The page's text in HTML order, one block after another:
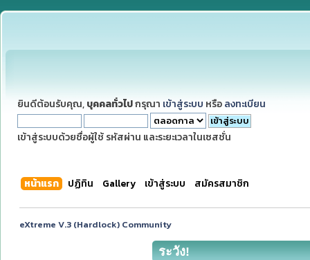
ยินดีต้อนรับคุณ, บุคคลทั่วไปกรุณา เข้าสู่ระบบ หรือ ลงทะเบียน
เข้าสู่ระบบด้วยชื่อผู้ใช้ รหัสผ่าน และระยะเวลาในเซสชั่น
หน้าแรก ปฏิทิน Gallery เข้าสู่ระบบ สมัครสมาชิก
eXtreme V.3 (Hardlock) Community
ระวัง!